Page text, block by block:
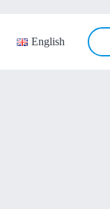
English